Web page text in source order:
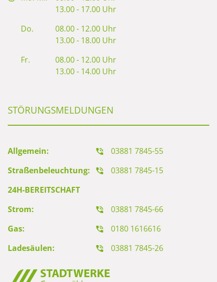
13.00 - 17.00 Uhr
Do.
08.00 - 12.00 Uhr
13.00 - 18.00 Uhr
Fr.
08.00 - 12.00 Uhr
13.00 - 14.00 Uhr
STÖRUNGSMELDUNGEN
Allgemein:
03881 7845-55
Straßenbeleuchtung:
03881 7845-15
24H-BEREITSCHAFT
Strom:
03881 7845-66
Gas:
0180 1616616
Ladesäulen:
03881 7845-26